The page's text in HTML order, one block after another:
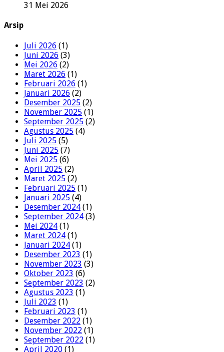
31 Mei 2026
Arsip
Juli 2026 (1)
Juni 2026 (3)
Mei 2026 (2)
Maret 2026 (1)
Februari 2026 (1)
Januari 2026 (2)
Desember 2025 (2)
November 2025 (1)
September 2025 (2)
Agustus 2025 (4)
Juli 2025 (5)
Juni 2025 (7)
Mei 2025 (6)
April 2025 (2)
Maret 2025 (2)
Februari 2025 (1)
Januari 2025 (4)
Desember 2024 (1)
September 2024 (3)
Mei 2024 (1)
Maret 2024 (1)
Januari 2024 (1)
Desember 2023 (1)
November 2023 (3)
Oktober 2023 (6)
September 2023 (2)
Agustus 2023 (1)
Juli 2023 (1)
Februari 2023 (1)
Desember 2022 (1)
November 2022 (1)
September 2022 (1)
April 2020 (1)